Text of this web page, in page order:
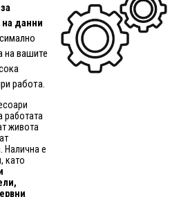
данни
на вашите
работа.
работата
живота
Налична е
като